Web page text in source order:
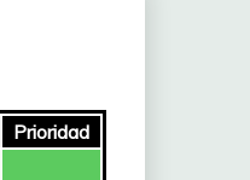
Prioridad